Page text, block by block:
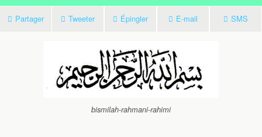
Partager Tweeter Épingler E-mail SMS
bismilah-rahmani-rahimi